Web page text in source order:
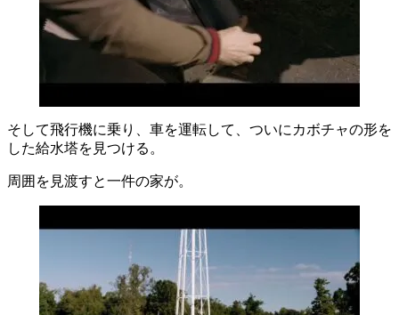
そして飛行機に乗り、車を運転して、ついにカボチャの形を
した給水塔を見つける。
周囲を見渡すと一件の家が。